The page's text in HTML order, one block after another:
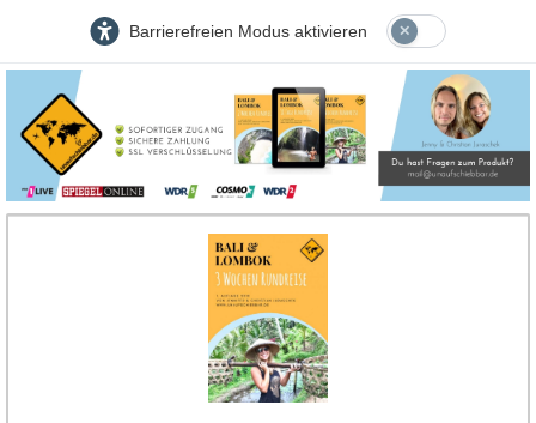
Barrierefreien Modus aktivieren